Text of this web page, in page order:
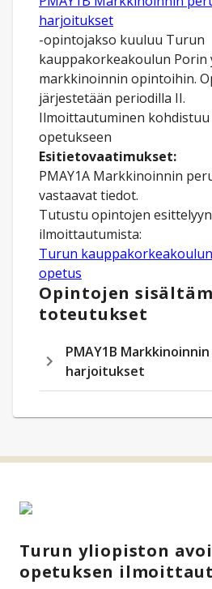
harjoitukset
-opintojakso kuuluu Turun
kauppakorkeakoulun Porin
markkinoinnin opintoihin.
järjestetään periodilla II.
Ilmoittautuminen kohdistuu
Esitietovaatimukset:
PMAY1A Markkinoinnin
vastaavat tiedot.
Tutustu opintojen
Turun
opetus
Opintojen
toteutukset
PMAY1B
harjoitukset
Turun yliopiston
opetuksen